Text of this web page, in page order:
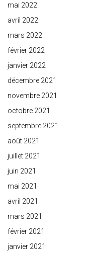
mai 2022
avril 2022
mars 2022
février 2022
janvier 2022
décembre 2021
novembre 2021
octobre 2021
septembre 2021
août 2021
juillet 2021
juin 2021
mai 2021
avril 2021
mars 2021
février 2021
janvier 2021